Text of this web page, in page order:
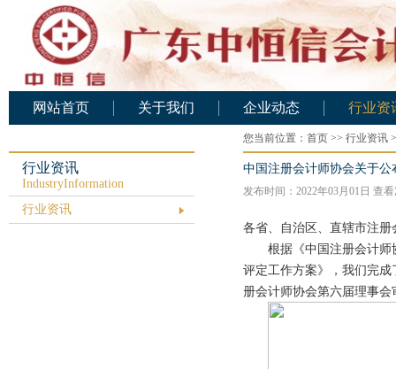
网站首页 关于我们
人力资源
基础设施
企业动态
企业动态
行业资
行业资
行业资讯
IndustryInformation
行业资讯
您当前位置： 首页 >> 行业资讯
中国注册会计师协会关于
发布时间：2022年03月01日 查
各省、自治区、直辖市注册
根据《中国注册会计
评定工作方案》，我们完
册会计师协会第六届理事